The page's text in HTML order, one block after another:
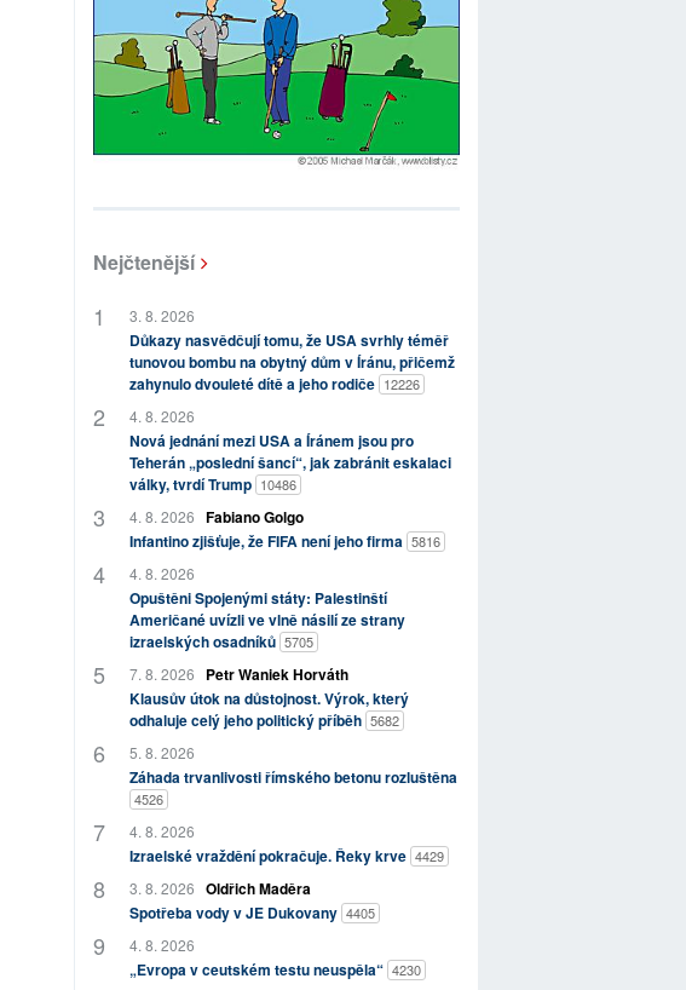
Nejčtenější
3. 8. 2026
Důkazy nasvědčují tomu, že USA svrhly téměř
tunovou bombu na obytný dům v Íránu, přičemž
zahynulo dvouleté dítě a jeho rodiče 12226
4. 8. 2026
Nová jednání mezi USA a Íránem jsou pro
Teherán „poslední šancí“, jak zabránit eskalaci
války, tvrdí Trump 10486
4. 8. 2026 Fabiano Golgo
Infantino zjišťuje, že FIFA není jeho firma 5816
4. 8. 2026
Opuštěni Spojenými státy: Palestinští
Američané uvízli ve vlně násilí ze strany
izraelských osadníků 5705
7. 8. 2026
Petr Waniek Horváth
Klausův útok na důstojnost. Výrok, který
odhaluje celý jeho politický příběh 5682
5. 8. 2026
Záhada trvanlivosti římského betonu rozluštěna
4526
4. 8. 2026
Izraelské vraždění pokračuje. Řeky krve 4429
3. 8. 2026 Oldřich Maděra
Spotřeba vody v JE Dukovany 4405
4. 8. 2026
„Evropa v ceutském testu neuspěla“ 4230